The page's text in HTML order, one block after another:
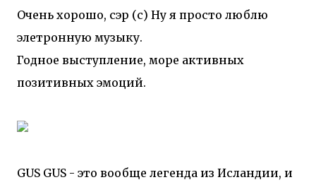
Очень хорошо, сэр (с) Ну я просто люблю
элетронную музыку.
Годное выступление, море активных
позитивных эмоций.
GUS GUS - это вообще легенда из Исландии, и